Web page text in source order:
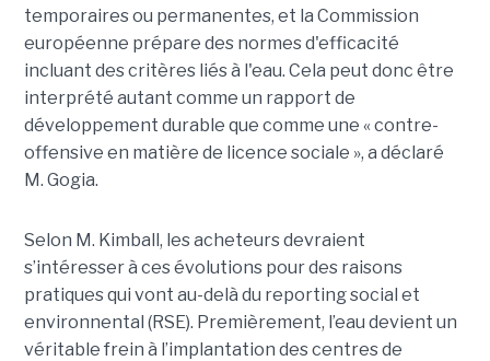
temporaires ou permanentes, et la Commission
européenne prépare des normes d'efficacité
incluant des critères liés à l'eau. Cela peut donc être
interprété autant comme un rapport de
développement durable que comme une « contre-
offensive en matière de licence sociale », a déclaré
M. Gogia.
Selon M. Kimball, les acheteurs devraient
s’intéresser à ces évolutions pour des raisons
pratiques qui vont au-delà du reporting social et
environnental (RSE). Premièrement, l’eau devient un
véritable frein à l’implantation des centres de